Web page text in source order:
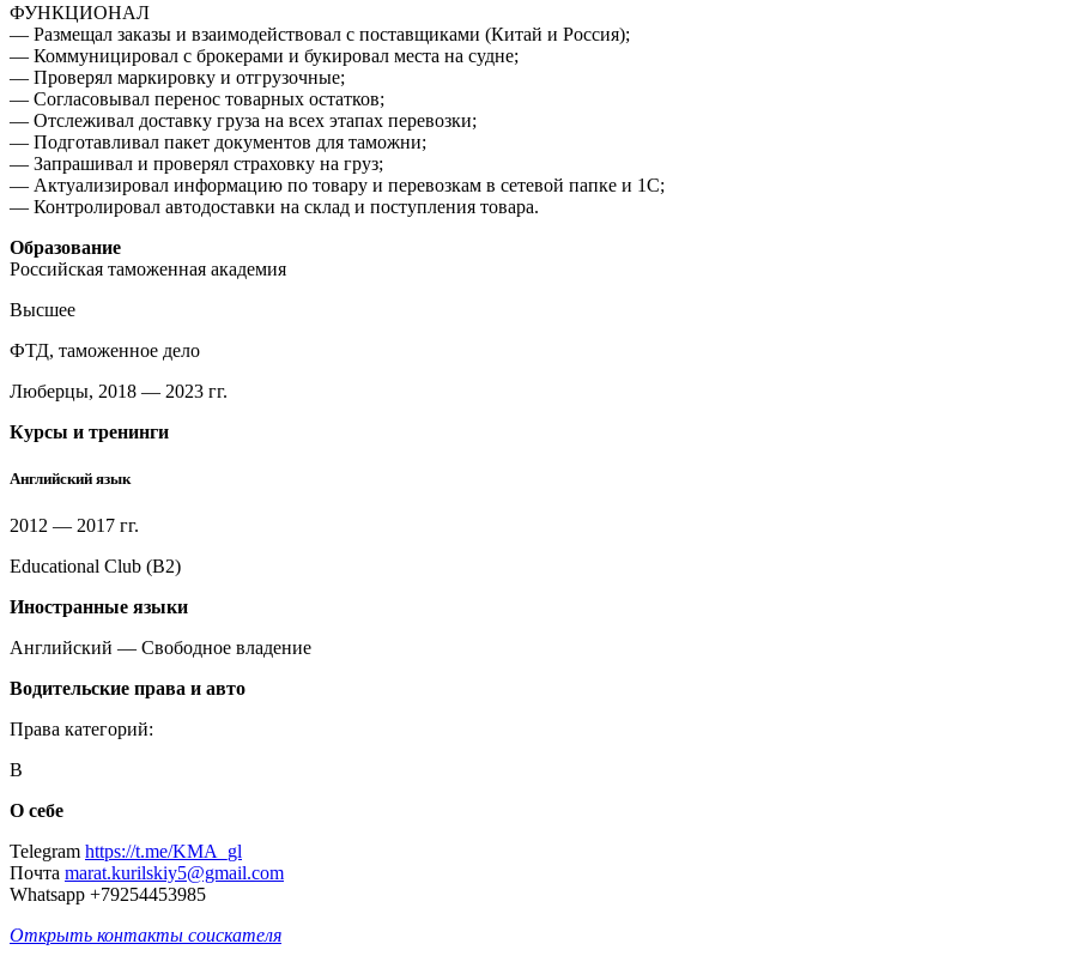
ФУНКЦИОНАЛ
— Размещал заказы и взаимодействовал с поставщиками (Китай и Россия);
— Коммуницировал с брокерами и букировал места на судне;
— Проверял маркировку и отгрузочные;
— Согласовывал перенос товарных остатков;
— Отслеживал доставку груза на всех этапах перевозки;
— Подготавливал пакет документов для таможни;
— Запрашивал и проверял страховку на груз;
— Актуализировал информацию по товару и перевозкам в сетевой папке и 1С;
— Контролировал автодоставки на склад и поступления товара.
Образование
Российская таможенная академия
Высшее
ФТД, таможенное дело
Люберцы, 2018 — 2023 гг.
Курсы и тренинги
Английский язык
2012 — 2017 гг.
Educational Club (B2)
Иностранные языки
Английский — Свободное владение
Водительские права и авто
Права категорий:
B
О себе
Telegram https://t.me/KMA_gl
Почта marat.kurilskiy5@gmail.com
Whatsapp +79254453985
Открыть контакты соискателя